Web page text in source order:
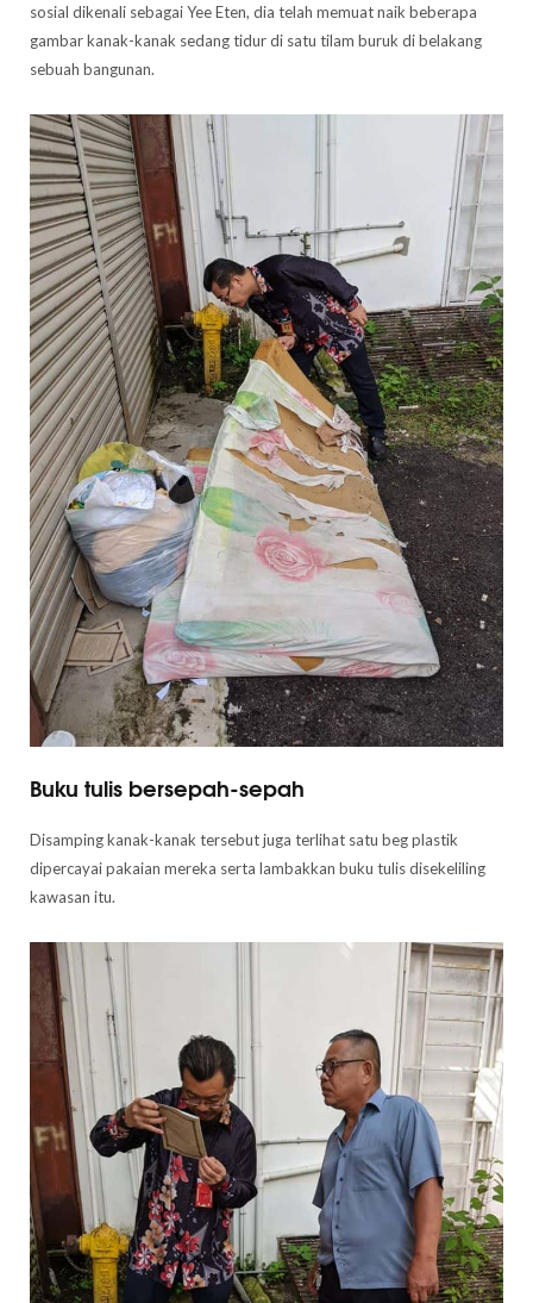
sosial dikenali sebagai Yee Eten, dia telah memuat naik beberapa
gambar kanak-kanak sedang tidur di satu tilam buruk di belakang
sebuah bangunan.
Buku tulis bersepah-sepah
Disamping kanak-kanak tersebut juga terlihat satu beg plastik
dipercayai pakaian mereka serta lambakkan buku tulis disekeliling
kawasan itu.